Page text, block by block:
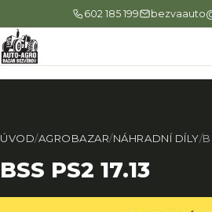
602 185 199
ÚVOD/AGROBAZAR/NÁHRADNÍ DÍLY/
BSS PS2 17.13